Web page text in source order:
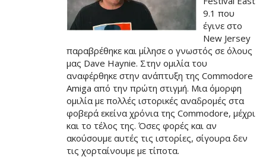
9.1 που
έγινε στο
New Jersey
παραβρέθηκε και μίλησε ο γνωστός σε όλους
μας Dave Haynie. Στην ομιλία του
αναφέρθηκε στην ανάπτυξη της Commodore
Amiga από την πρώτη στιγμή. Μια όμορφη
ομιλία με πολλές ιστορικές αναδρομές στα
φοβερά εκείνα χρόνια της Commodore, μέχρι
και το τέλος της. Όσες φορές και αν
ακούσουμε αυτές τις ιστορίες, σίγουρα δεν
τις χορταίνουμε με τίποτα.